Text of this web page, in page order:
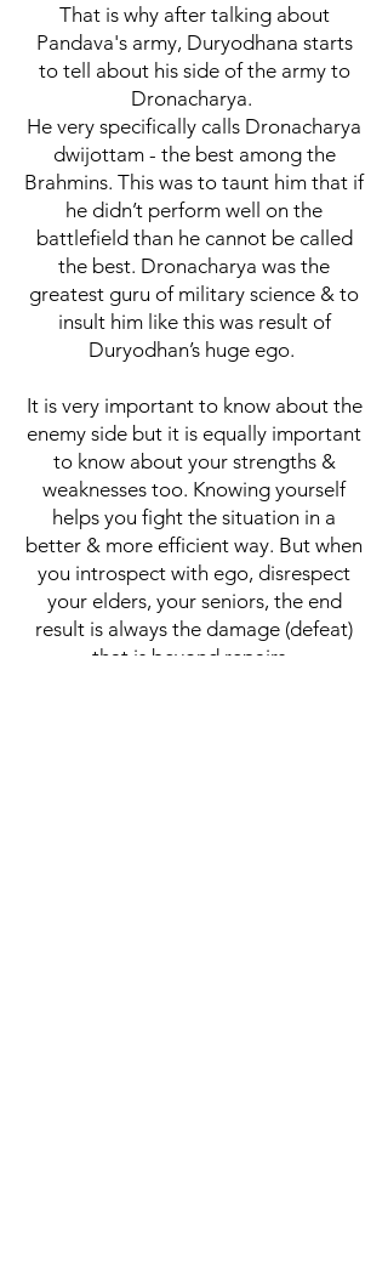
That is why after talking about
Pandava's army, Duryodhana starts
to tell about his side of the army to
Dronacharya.
He very specifically calls Dronacharya
dwijottam - the best among the
Brahmins. This was to taunt him that if
he didn’t perform well on the
battlefield than he cannot be called
the best. Dronacharya was the
greatest guru of military science & to
insult him like this was result of
Duryodhan’s huge ego.
It is very important to know about the
enemy side but it is equally important
to know about your strengths &
weaknesses too. Knowing yourself
helps you fight the situation in a
better & more efficient way. But when
you introspect with ego, disrespect
your elders, your seniors, the end
result is always the damage (defeat)
that is beyond repairs.